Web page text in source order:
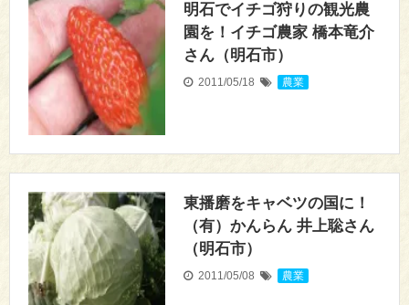
明石でイチゴ狩りの観光農
園を！イチゴ農家 橋本竜介
さん（明石市）
2011/05/18 農業
東播磨をキャベツの国に！
（有）かんらん 井上聡さん
（明石市）
2011/05/08 農業